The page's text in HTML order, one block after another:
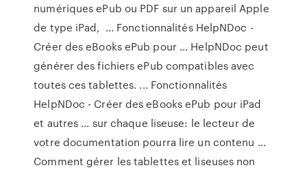
numériques ePub ou PDF sur un appareil Apple
de type iPad, ... Fonctionnalités HelpNDoc -
Créer des eBooks ePub pour ... HelpNDoc peut
générer des fichiers ePub compatibles avec
toutes ces tablettes. ... Fonctionnalités
HelpNDoc - Créer des eBooks ePub pour iPad
et autres ... sur chaque liseuse: le lecteur de
votre documentation pourra lire un contenu ...
Comment gérer les tablettes et liseuses non